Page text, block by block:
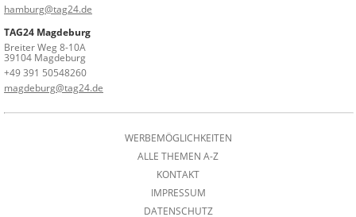
hamburg@tag24.de
TAG24 Magdeburg
Breiter Weg 8-10A
39104 Magdeburg
+49 391 50548260
magdeburg@tag24.de
WERBEMÖGLICHKEITEN
ALLE THEMEN A-Z
KONTAKT
IMPRESSUM
DATENSCHUTZ